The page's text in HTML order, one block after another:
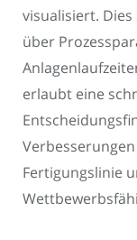
visualisiert.
über
erlaubt eine
Fertigungslinie